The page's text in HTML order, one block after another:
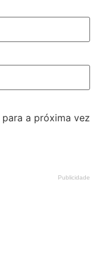
a próxima vez
Publicidade